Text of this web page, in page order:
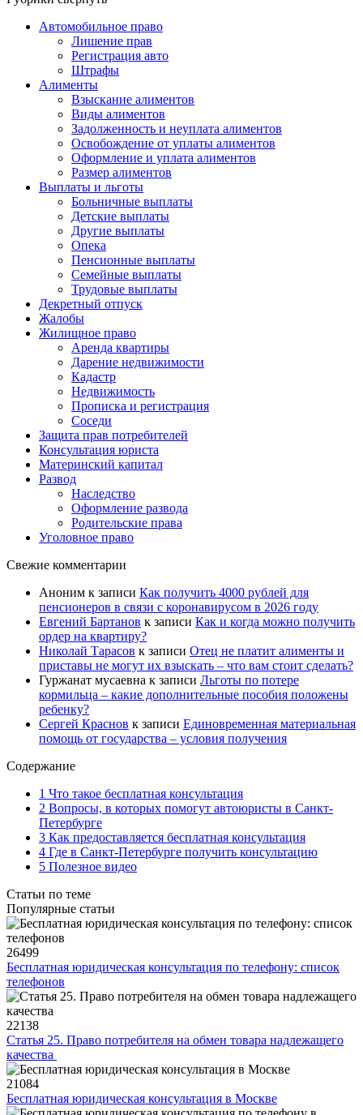
Автомобильное право
Лишение прав
Регистрация авто
Штрафы
Алименты
Взыскание алиментов
Виды алиментов
Задолженность и неуплата алиментов
Освобождение от уплаты алиментов
Оформление и уплата алиментов
Размер алиментов
Выплаты и льготы
Больничные выплаты
Детские выплаты
Другие выплаты
Опека
Пенсионные выплаты
Семейные выплаты
Трудовые выплаты
Декретный отпуск
Жалобы
Жилищное право
Аренда квартиры
Дарение недвижимости
Кадастр
Недвижимость
Прописка и регистрация
Соседи
Защита прав потребителей
Консультация юриста
Материнский капитал
Развод
Наследство
Оформление развода
Родительские права
Уголовное право
Свежие комментарии
Аноним к записи Как получить 4000 рублей для
пенсионеров в связи с коронавирусом в 2026 году
Евгений Бартанов к записи Как и когда можно получить
ордер на квартиру?
Николай Тарасов к записи Отец не платит алименты и
приставы не могут их взыскать – что вам стоит сделать?
Гуржанат мусаевна к записи Льготы по потере
кормильца – какие дополнительные пособия положены
ребенку?
Сергей Краснов к записи Единовременная материальная
помощь от государства – условия получения
Содержание
1 Что такое бесплатная консультация
2 Вопросы, в которых помогут автоюристы в Санкт-
Петербурге
3 Как предоставляется бесплатная консультация
4 Где в Санкт-Петербурге получить консультацию
5 Полезное видео
Статьи по теме
Популярные статьи
26499
Бесплатная юридическая консультация по телефону: список
телефонов
22138
Статья 25. Право потребителя на обмен товара надлежащего
качества
21084
Бесплатная юридическая консультация в Москве